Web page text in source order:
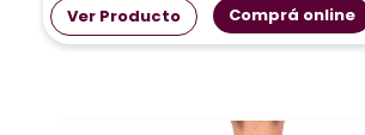
Ver Producto Comprá online